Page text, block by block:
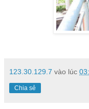
123.30.129.7 vào lúc
Chia sẻ